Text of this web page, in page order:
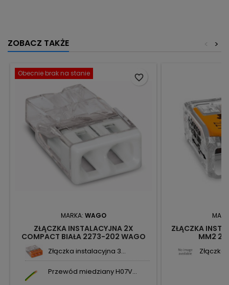
ZOBACZ TAKŻE >
<
Obecnie brak na stanie
MARKA: WAGO
ZŁĄCZKA INSTALACYJNA 2X
COMPACT BIAŁA 2273-202 WAGO
Złączka instalacyjna 3...
Przewód miedziany H07V...
favorite_border
ZŁĄCZKA
MM2
Złączka